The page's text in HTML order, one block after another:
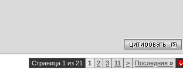
Страница 1 из 21 1 2 3 11 > Последняя »